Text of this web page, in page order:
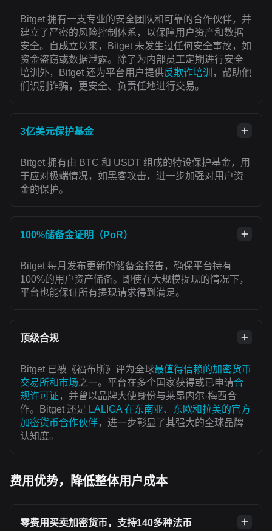
Bitget 拥有一支专业的安全团队和可靠的合作伙伴，并
建立了严密的风险控制体系，以保障用户资产和数据
安全。自成立以来，Bitget 未发生过任何安全事故，如
资金盗窃或数据泄露。除了为内部员工定期进行安全
培训外，Bitget 还为平台用户提供反欺诈培训
，帮助他
们识别诈骗，更安全、负责任地进行交易。
3亿美元保护基金
Bitget 拥有由 BTC 和 USDT 组成的特设保护基金，用
于应对极端情况，如黑客攻击，进一步加强对用户资
金的保护。
100%储备金证明（PoR）
Bitget 每月发布更新的储备金报告，确保平台持有
100%的用户资产储备。即使在大规模提现的情况下，
平台也能保证所有提现请求得到满足。
顶级合规
Bitget 已被《福布斯》评为全球最值得信赖的加密货币
交易所和市场之一。平台在多个国家获得或已申请合
规许可证 ，并曾以品牌大使身份与莱昂内尔·梅西合
作。Bitget 还是 LALIGA 在东南亚、东欧和拉美的官方
加密货币合作伙伴，进一步彰显了其强大的全球品牌
认知度。
费用优势，降低整体用户成本
零费用买卖加密货币，支持140多种法币